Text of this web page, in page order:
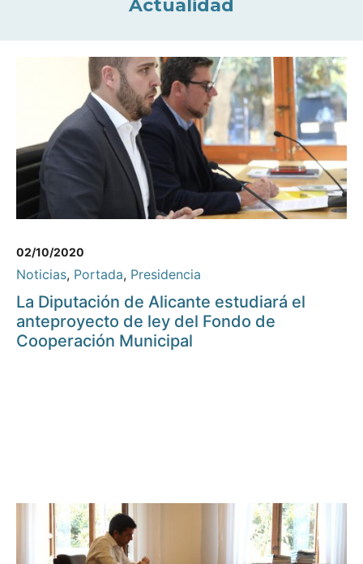
Actualidad
02/10/2020
Noticias, Portada, Presidencia
La Diputación de Alicante estudiará el
anteproyecto de ley del Fondo de
Cooperación Municipal